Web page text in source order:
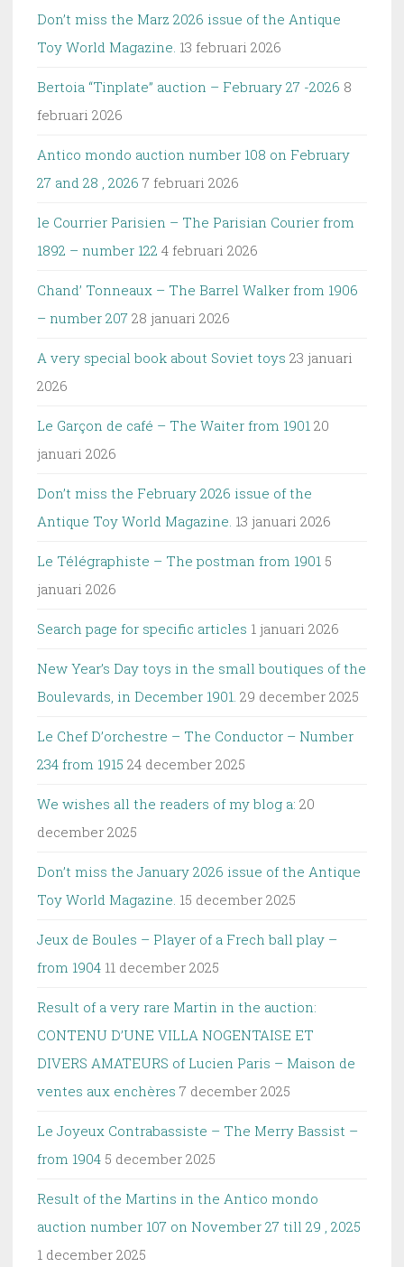
Don’t miss the Marz 2026 issue of the Antique
Toy World Magazine. 13 februari 2026
Bertoia “Tinplate” auction – February 27 -2026 8
februari 2026
Antico mondo auction number 108 on February
27 and 28 , 2026 7 februari 2026
le Courrier Parisien – The Parisian Courier from
1892 – number 122 4 februari 2026
Chand’ Tonneaux – The Barrel Walker from 1906
– number 207 28 januari 2026
A very special book about Soviet toys 23 januari
2026
Le Garçon de café – The Waiter from 1901 20
januari 2026
Don’t miss the February 2026 issue of the
Antique Toy World Magazine. 13 januari 2026
Le Télégraphiste – The postman from 1901 5
januari 2026
Search page for specific articles 1 januari 2026
New Year’s Day toys in the small boutiques of the
Boulevards, in December 1901. 29 december 2025
Le Chef D’orchestre – The Conductor – Number
234 from 1915 24 december 2025
We wishes all the readers of my blog a: 20
december 2025
Don’t miss the January 2026 issue of the Antique
Toy World Magazine. 15 december 2025
Jeux de Boules – Player of a Frech ball play –
from 1904 11 december 2025
Result of a very rare Martin in the auction:
CONTENU D’UNE VILLA NOGENTAISE ET
DIVERS AMATEURS of Lucien Paris – Maison de
ventes aux enchères 7 december 2025
Le Joyeux Contrabassiste – The Merry Bassist –
from 1904 5 december 2025
Result of the Martins in the Antico mondo
auction number 107 on November 27 till 29 , 2025
1 december 2025